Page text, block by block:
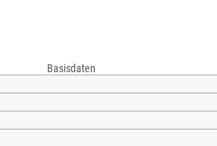
Basisdaten